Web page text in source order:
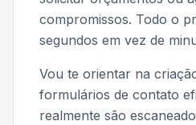
compromissos. Todo o
segundos em vez de
Vou te orientar na
formulários de contato
realmente são